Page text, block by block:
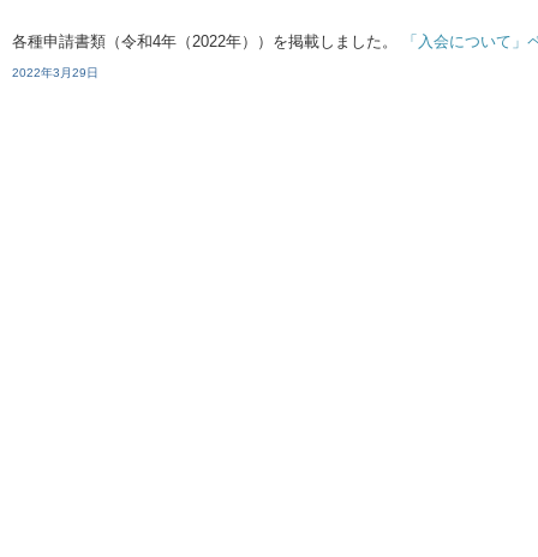
各種申請書類（令和4年（2022年））を掲載しました。 「入会について」
2022年3月29日